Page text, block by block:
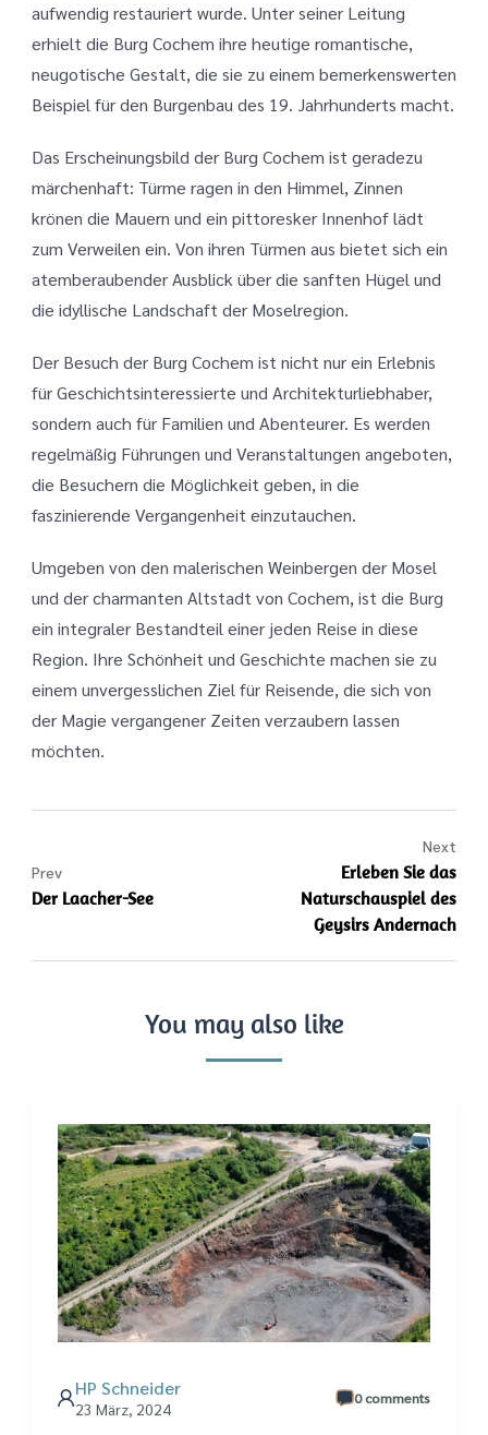
aufwendig restauriert wurde. Unter seiner Leitung
erhielt die Burg Cochem ihre heutige romantische,
neugotische Gestalt, die sie zu einem bemerkenswerten
Beispiel für den Burgenbau des 19. Jahrhunderts macht.
Das Erscheinungsbild der Burg Cochem ist geradezu
märchenhaft: Türme ragen in den Himmel, Zinnen
krönen die Mauern und ein pittoresker Innenhof lädt
zum Verweilen ein. Von ihren Türmen aus bietet sich ein
atemberaubender Ausblick über die sanften Hügel und
die idyllische Landschaft der Moselregion.
Der Besuch der Burg Cochem ist nicht nur ein Erlebnis
für Geschichtsinteressierte und Architekturliebhaber,
sondern auch für Familien und Abenteurer. Es werden
regelmäßig Führungen und Veranstaltungen angeboten,
die Besuchern die Möglichkeit geben, in die
faszinierende Vergangenheit einzutauchen.
Umgeben von den malerischen Weinbergen der Mosel
und der charmanten Altstadt von Cochem, ist die Burg
ein integraler Bestandteil einer jeden Reise in diese
Region. Ihre Schönheit und Geschichte machen sie zu
einem unvergesslichen Ziel für Reisende, die sich von
der Magie vergangener Zeiten verzaubern lassen
möchten.
Der Laacher-See
Prev
Erleben Sie das
Naturschauspiel des
Geysirs Andernach
Next
You may also like
HP Schneider
23 März, 2024
0 comments